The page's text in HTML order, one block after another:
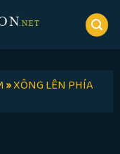
»XÔNG LÊN PHÍA